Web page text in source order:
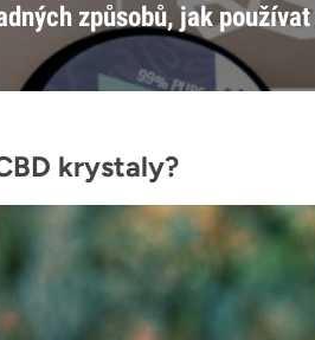
způsobů, jak
krystaly?